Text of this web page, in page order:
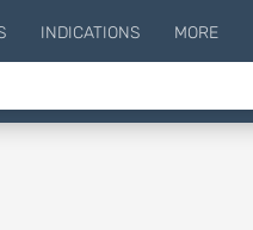
INDICATIONS MORE